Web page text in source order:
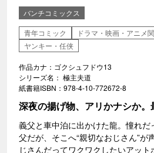
バンチコミックス
青年コミック
ドラマ・映画・アニメ
ヤンキー・任侠
作品カナ：ゴクシュフドウ13
シリーズ名： 極主夫道
紙書籍ISBN：978-4-10-772672-8
深夜の揚げ物、アリかナシか
義父と車中泊に出かけた龍。憧れ
父だが、そこへ“親切なおじさん”
じさんだってワクワクしたいアッ